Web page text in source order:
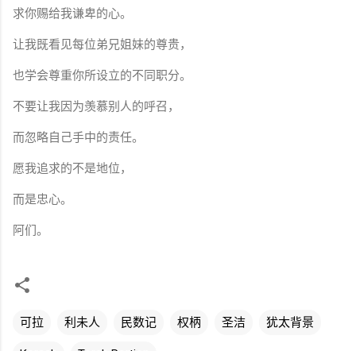
求你赐给我谦卑的心。
让我既看见每位弟兄姐妹的尊贵，
也学会尊重你所设立的不同职分。
不要让我因为羡慕别人的呼召，
而忽略自己手中的责任。
愿我追求的不是地位，
而是忠心。
阿们。
可拉 利未人 民数记 权柄 圣洁 犹太背景